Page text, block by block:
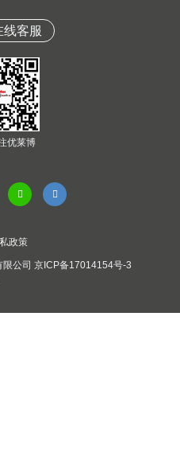
线客服
优莱博
政策
公司 京ICP备17014154号-3